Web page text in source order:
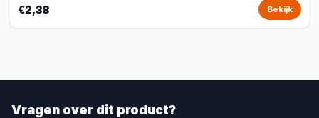
€2,38 Bekijk
Vragen over dit product?